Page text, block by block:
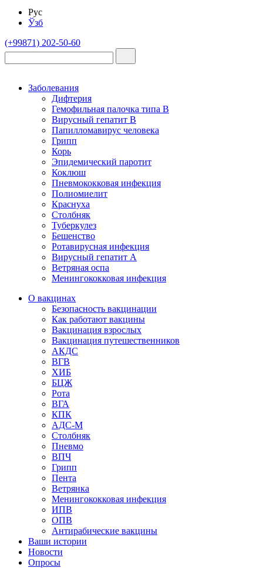
Рус
Ўзб
(+99871) 202-50-60
Заболевания
Дифтерия
Гемофильная палочка типа B
Вирусный гепатит В
Папилломавирус человека
Грипп
Корь
Эпидемический паротит
Коклюш
Пневмококковая инфекция
Полиомиелит
Краснуха
Столбняк
Туберкулез
Бешенство
Ротавирусная инфекция
Вирусный гепатит А
Ветряная оспа
Менингококковая инфекция
О вакцинах
Безопасность вакцинации
Как работают вакцины
Вакцинация взрослых
Вакцинация путешественников
АКДС
ВГВ
ХИБ
БЦЖ
Рота
ВГА
КПК
АДС-М
Столбняк
Пневмо
ВПЧ
Грипп
Пента
Ветрянка
Менингококковая инфекция
ИПВ
ОПВ
Антирабические вакцины
Ваши истории
Новости
Опросы